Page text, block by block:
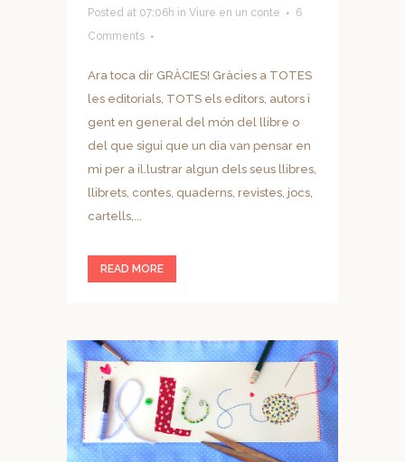
Posted at 07:06h in Viure en un conte
6
Comments
Ara toca dir GRÀCIES! Gràcies a TOTES
les editorials, TOTS els editors, autors i
gent en general del món del llibre o
del que sigui que un dia van pensar en
mi per a il.lustrar algun dels seus llibres,
llibrets, contes, quaderns, revistes, jocs,
cartells,...
READ MORE